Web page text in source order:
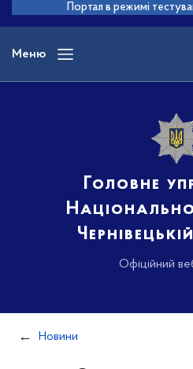
основного
вмісту
Портал в режимі
Меню
Головне
Офіційний
Новини